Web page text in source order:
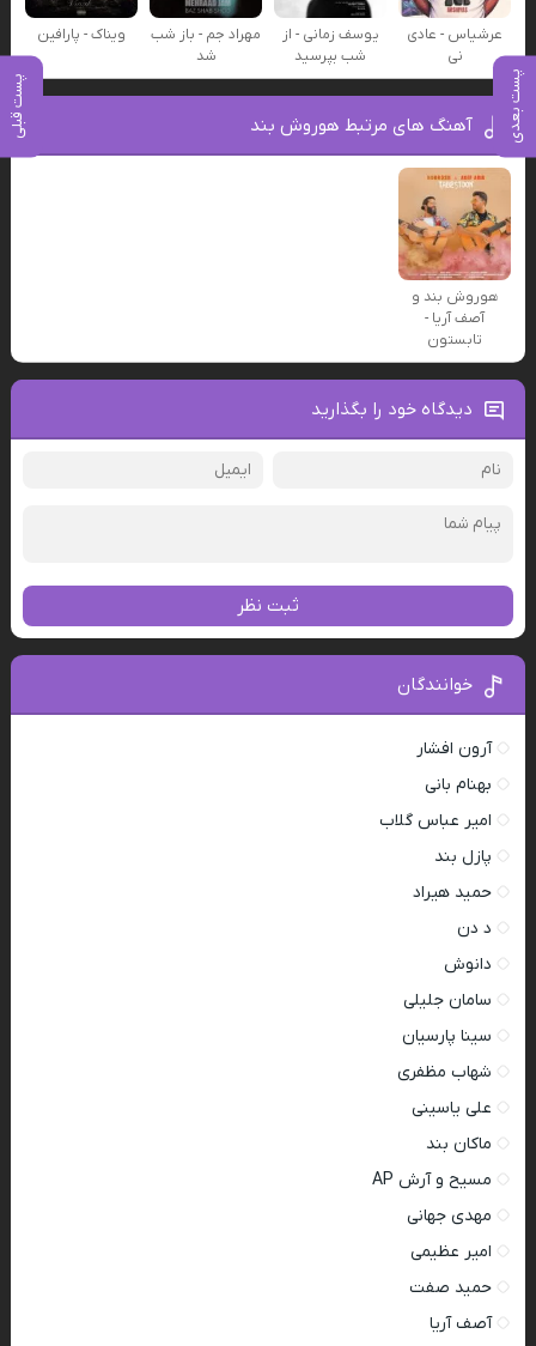
پست بعدی پست قبلی
عرشیاس - عادی
نی
یوسف زمانی - از
شب بپرسید
مهراد جم - باز شب
شد
ویناک - پارافین
آهنگ های مرتبط هوروش بند
هوروش بند و
آصف آریا -
تابستون
دیدگاه خود را بگذارید
ثبت نظر
خوانندگان
آرون افشار
بهنام بانی
امیر عباس گلاب
پازل بند
حمید هیراد
د دن
دانوش
سامان جلیلی
سینا پارسیان
شهاب مظفری
علی یاسینی
ماکان بند
مسیح و آرش AP
مهدی جهانی
امیر عظیمی
حمید صفت
آصف آریا